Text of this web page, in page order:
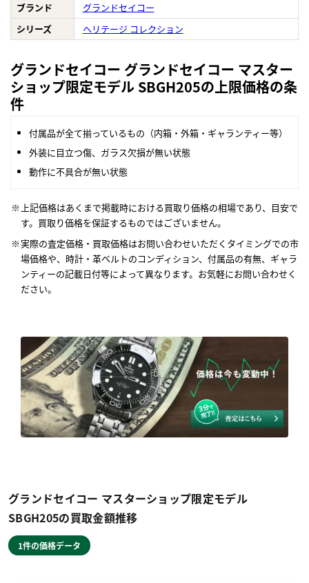
ブランド
グランドセイコー
シリーズ
ヘリテージ コレクション
グランドセイコー グランドセイコー マスター
ショップ限定モデル SBGH205の上限価格の条
件
付属品が全て揃っているもの（内箱・外箱・ギャランティー等）
外装に目立つ傷、ガラス欠損が無い状態
動作に不具合が無い状態
上記価格はあくまで掲載時における買取り価格の相場であり、目安で
す。買取り価格を保証するものではございません。
実際の査定価格・買取価格はお問い合わせいただくタイミングでの市
場価格や、時計・革ベルトのコンディション、付属品の有無、ギャラ
ンティーの記載日付等によって異なります。お気軽にお問い合わせく
ださい。
グランドセイコー マスターショップ限定モデル
SBGH205の買取金額推移
1件の価格データ